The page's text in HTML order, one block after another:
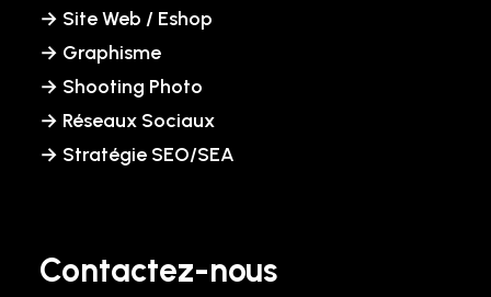
→ Site Web / Eshop
→ Graphisme
→ Shooting Photo
→ Réseaux Sociaux
→ Stratégie SEO/SEA
Contactez-nous